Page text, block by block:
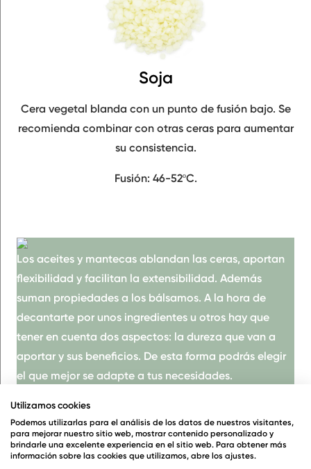
Soja
Cera vegetal blanda con un punto de fusión bajo. Se
recomienda combinar con otras ceras para aumentar
su consistencia.
Fusión: 46-52ºC.
Los aceites y mantecas ablandan las ceras, aportan
flexibilidad y facilitan la extensibilidad. Además
suman propiedades a los bálsamos. A la hora de
decantarte por unos ingredientes u otros hay que
tener en cuenta dos aspectos: la dureza que van a
aportar y sus beneficios. De esta forma podrás elegir
el que mejor se adapte a tus necesidades.
Dentro de las mantecas, las hay
de cacao,o más blandas. Es el caso de la karité o la
de mango. Lo mismo ocurre con los aceites. El de
coco, puede llegar a solidificarse; sin embargo hay
Utilizamos cookies
Podemos utilizarlas para el análisis de los datos de nuestros visitantes,
para mejorar nuestro sitio web, mostrar contenido personalizado y
brindarle una excelente experiencia en el sitio web. Para obtener más
información sobre las cookies que utilizamos, abre los ajustes.